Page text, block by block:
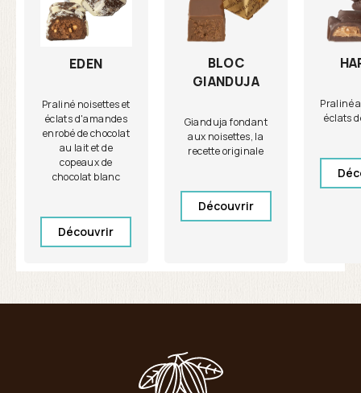
EDEN
Praliné noisettes et
éclats d'amandes
enrobé de chocolat
au lait et de
copeaux de
chocolat blanc
Découvrir
BLOC
GIANDUJA
Gianduja fondant
aux noisettes, la
recette originale
Découvrir
Praliné
éclats